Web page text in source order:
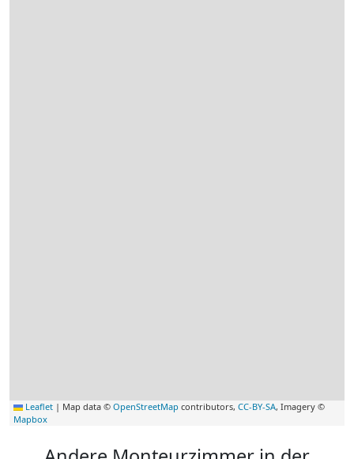
Leaflet | Map data © OpenStreetMap contributors, CC-BY-SA, Imagery ©
Mapbox